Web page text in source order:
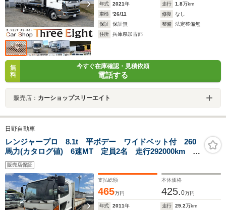
年式 2021年 走行 1.8万km
車検
'26/11 修復
なし
保証
保証無 整備
法定整備無
住所
兵庫県加古郡
無
料
今すぐ在庫確認・見積依頼
電話する
販売店： カーショップスリーエイト
日野自動車
レンジャープロ 8.1t 平ボデー ワイドベット付 260
馬力(カタログ値) 6速MT 定員2名 走行292000km 一
時抹消時積載量8100kg 車輌総重量13690kg 床鉄板張
販売店保証
支払総額
465万円
本体価格
425.0万円
年式 2011年 走行 29.2万km